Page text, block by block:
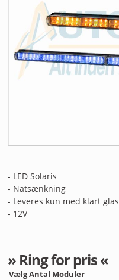
ANDET UDSTYR
RESTSALG
FORSIDE
RMA
HANDELSBETINGELSER
MIN PROFIL
- LED Solaris
- Natsænkning
- Leveres kun med klart glas
- 12V
» Ring for pris «
Vælg Antal Moduler